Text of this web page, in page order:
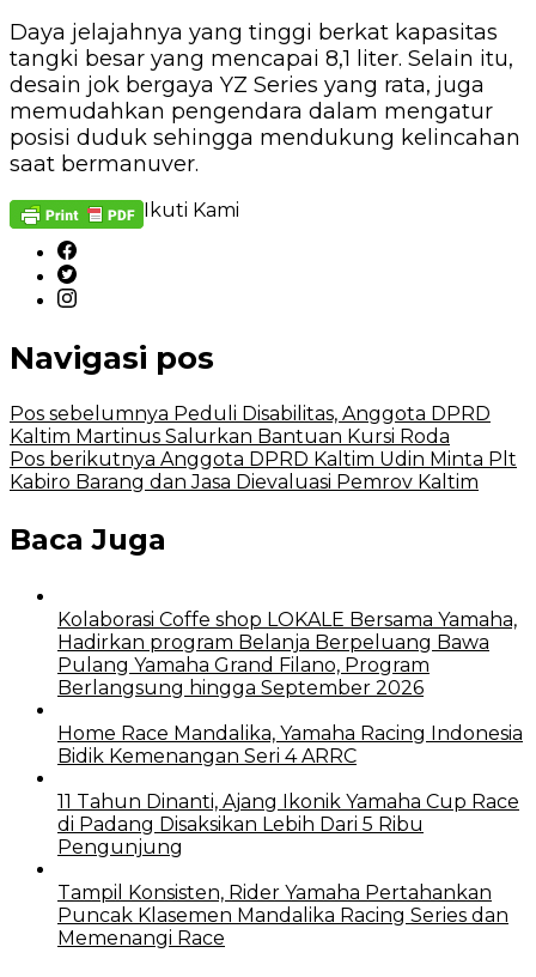
Daya jelajahnya yang tinggi berkat kapasitas
tangki besar yang mencapai 8,1 liter. Selain itu,
desain jok bergaya YZ Series yang rata, juga
memudahkan pengendara dalam mengatur
posisi duduk sehingga mendukung kelincahan
saat bermanuver.
Ikuti Kami
Navigasi pos
Pos sebelumnya Peduli Disabilitas, Anggota DPRD
Kaltim Martinus Salurkan Bantuan Kursi Roda
Pos berikutnya Anggota DPRD Kaltim Udin Minta Plt
Kabiro Barang dan Jasa Dievaluasi Pemrov Kaltim
Baca Juga
Kolaborasi Coffe shop LOKALE Bersama Yamaha,
Hadirkan program Belanja Berpeluang Bawa
Pulang Yamaha Grand Filano, Program
Berlangsung hingga September 2026
Home Race Mandalika, Yamaha Racing Indonesia
Bidik Kemenangan Seri 4 ARRC
11 Tahun Dinanti, Ajang Ikonik Yamaha Cup Race
di Padang Disaksikan Lebih Dari 5 Ribu
Pengunjung
Tampil Konsisten, Rider Yamaha Pertahankan
Puncak Klasemen Mandalika Racing Series dan
Memenangi Race